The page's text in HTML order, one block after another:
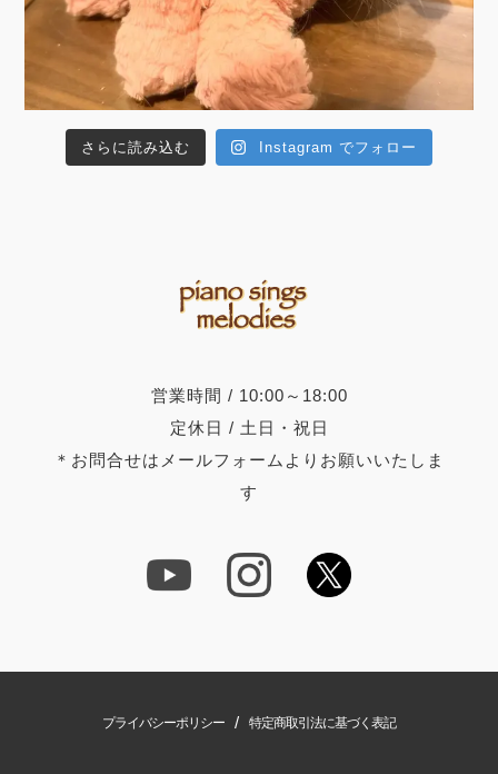
営業時間 / 10:00～18:00
定休日 / 土日・祝日
＊お問合せはメールフォームよりお願いいたしま
す
さらに読み込む Instagram でフォロー
プライバシーポリシー / 特定商取引法に基づく表記